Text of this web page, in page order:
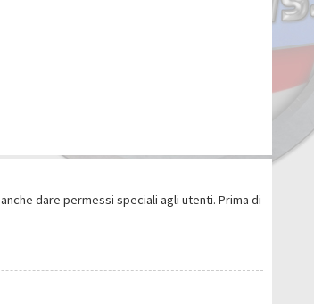
dare permessi speciali agli utenti. Prima di